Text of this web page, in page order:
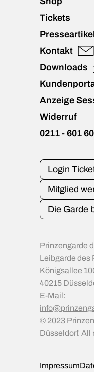
Tickets
Presseartikel
Kontakt
Downloads
Anzeige
Widerruf
0211 - 601
Login
Mitglied
Die Garde
Prinzengarde
Leibgarde des
Königsallee
40215
E-Mail:
© 2023
Düsseldorf. All
Impressum